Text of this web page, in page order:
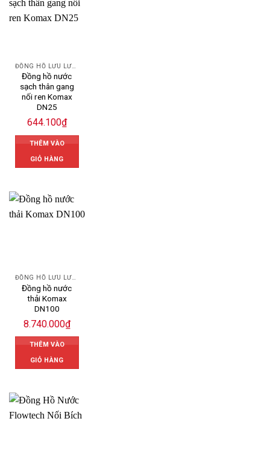
ĐỒNG HỒ LƯU LƯỢNG NƯỚC KOMAX
Đồng hồ nước
sạch thân gang
nối ren Komax
DN25
644.100₫
THÊM VÀO
GIỎ HÀNG
ĐỒNG HỒ LƯU LƯỢNG NƯỚC KOMAX
Đồng hồ nước
thải Komax
DN100
8.740.000₫
THÊM VÀO
GIỎ HÀNG